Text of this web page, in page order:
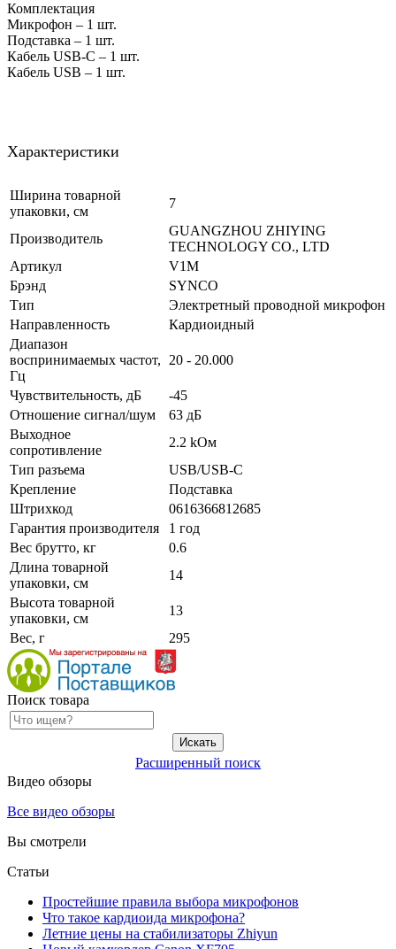
Комплектация
Микрофон – 1 шт.
Подставка – 1 шт.
Кабель USB-C – 1 шт.
Кабель USB – 1 шт.
Характеристики
Ширина товарной
упаковки, см
7
Производитель
GUANGZHOU ZHIYING
TECHNOLOGY CO., LTD
Артикул
V1M
Брэнд
SYNCO
Тип
Электретный проводной микрофон
Направленность
Кардиоидный
Диапазон
воспринимаемых частот,
Гц
20 - 20.000
Чувствительность, дБ
-45
Отношение сигнал/шум
63 дБ
Выходное
сопротивление
2.2 kОм
Тип разъема
USB/USB-C
Крепление
Подставка
Штрихкод
0616366812685
Гарантия производителя
1 год
Вес брутто, кг
0.6
Длина товарной
упаковки, см
14
Высота товарной
упаковки, см
13
Вес, г
295
Поиск товара
Расширенный поиск
Видео обзоры
Все видео обзоры
Вы смотрели
Статьи
Простейшие правила выбора микрофонов
Что такое кардиоида микрофона?
Летние цены на стабилизаторы Zhiyun